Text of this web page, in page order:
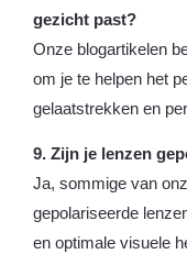
gezicht past?
Onze blogartikelen
om je te helpen het
gelaatstrekken en
9. Zijn je lenzen
Ja, sommige van
gepolariseerde
en optimale visuele